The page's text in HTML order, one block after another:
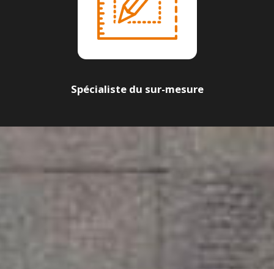
Spécialiste du sur-mesure